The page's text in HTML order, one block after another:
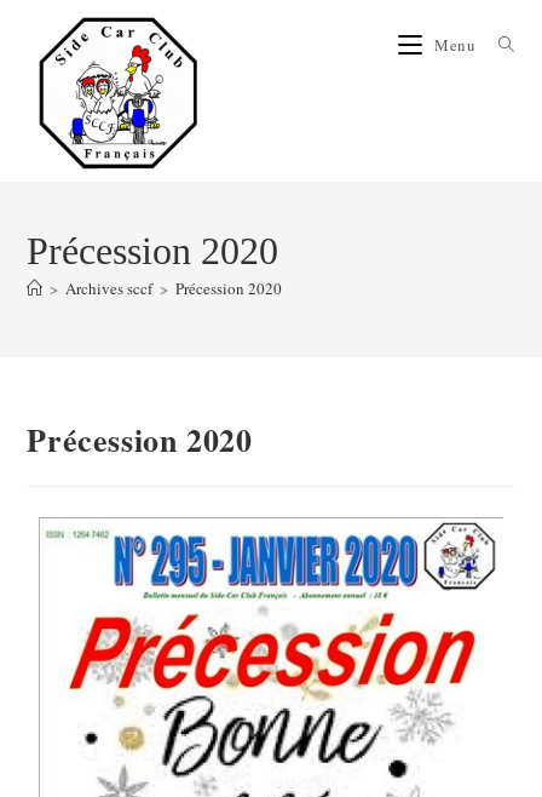
Menu
Précession 2020
> Archives sccf > Précession 2020
Précession 2020